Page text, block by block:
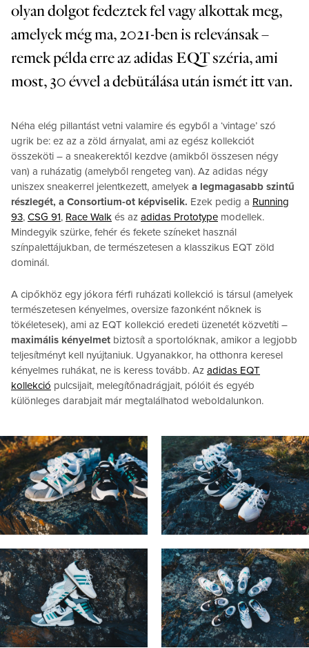
olyan dolgot fedeztek fel vagy alkottak meg,
amelyek még ma, 2021-ben is relevánsak –
remek példa erre az adidas EQT széria, ami
most, 30 évvel a debütálása után ismét itt van.
Néha elég pillantást vetni valamire és egyből a ‘vintage’ szó
ugrik be: ez az a zöld árnyalat, ami az egész kollekciót
összeköti – a sneakerektől kezdve (amikből összesen négy
van) a ruházatig (amelyből rengeteg van). Az adidas négy
uniszex sneakerrel jelentkezett, amelyek a legmagasabb szintű
részlegét, a Consortium-ot képviselik. Ezek pedig a Running
93, CSG 91, Race Walk és az adidas Prototype modellek.
Mindegyik szürke, fehér és fekete színeket használ
színpalettájukban, de természetesen a klasszikus EQT zöld
dominál.
A cipőkhöz egy jókora férfi ruházati kollekció is társul (amelyek
természetesen kényelmes, oversize fazonként nőknek is
tökéletesek), ami az EQT kollekció eredeti üzenetét közvetíti –
maximális kényelmet biztosít a sportolóknak, amikor a legjobb
teljesítményt kell nyújtaniuk. Ugyanakkor, ha otthonra keresel
kényelmes ruhákat, ne is keress tovább. Az adidas EQT
kollekció pulcsijait, melegítőnadrágjait, pólóit és egyéb
különleges darabjait már megtalálhatod weboldalunkon.